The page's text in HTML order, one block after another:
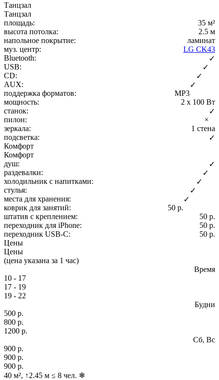
Танцзал
Танцзал
площадь:
35 м²
высота потолка:
2.5 м
напольное покрытие:
ламинат
муз. центр:
LG CK43
Bluetooth:
✓
USB:
✓
CD:
✓
AUX:
✓
поддержка форматов:
MP3
мощность:
2 x 100 Вт
станок:
✓
пилон:
×
зеркала:
1 стена
подсветка:
✓
Комфорт
Комфорт
душ:
✓
раздевалки:
✓
холодильник с напитками:
✓
стулья:
✓
места для хранения:
✓
коврик для занятий:
50 р.
штатив с креплением:
50 р.
переходник для iPhone:
50 р.
переходник USB-C:
50 р.
Цены
Цены
(цена указана за 1 час)
Время
10 - 17
17 - 19
19 - 22
Будни
500 р.
800 р.
1200 р.
Сб, Вс
900 р.
900 р.
900 р.
40 м², ↑2.45 м ≤ 8 чел. ❄